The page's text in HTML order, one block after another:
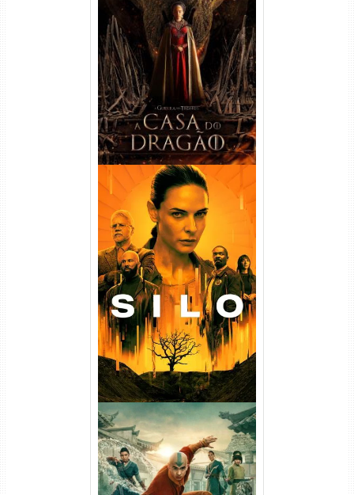
A Casa do Dragão 1ª
Temporada Torrent (2022)
WEB-DL 720p/1080p Dual
Áudio
Silo 1ª Temporada Torrent
(2023) WEB-DL
720p/1080p/4K Dual Áudio